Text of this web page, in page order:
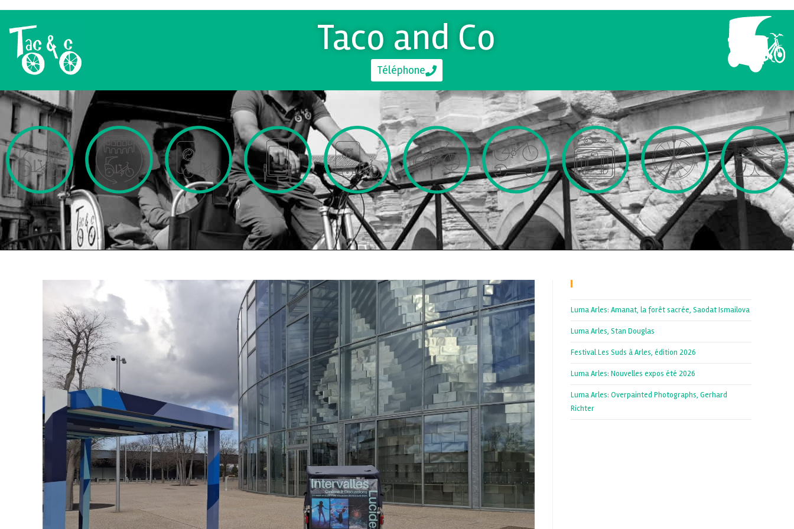
Taco and Co
Téléphone
Luma Arles: Amanat, la forêt sacrée, Saodat Ismailova
Luma Arles, Stan Douglas
Festival Les Suds à Arles, édition 2026
Luma Arles: Nouvelles expos été 2026
Luma Arles: Overpainted Photographs, Gerhard
Richter